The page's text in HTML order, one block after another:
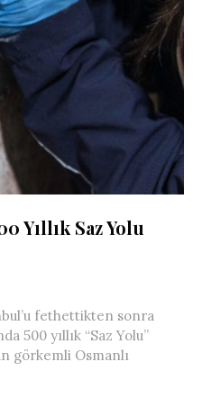
Yıllık Saz Yolu
fethettikten sonra
500 yıllık “Saz Yolu”
görkemli Osmanlı